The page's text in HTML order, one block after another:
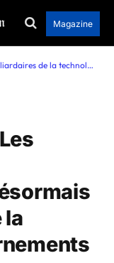
Magazine
plus puissants que la plupart des gouvernements »
la